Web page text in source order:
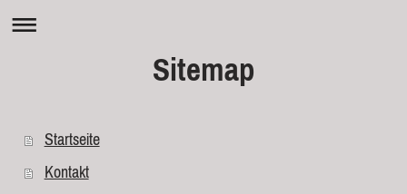
Sitemap
Startseite
Kontakt